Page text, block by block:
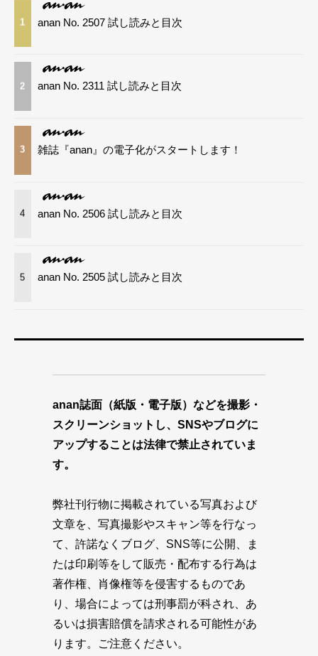
1 anan No. 2507 試し読みと目次
2 anan No. 2311 試し読みと目次
3 雑誌『anan』の電子化がスタートします！
4 anan No. 2506 試し読みと目次
5 anan No. 2505 試し読みと目次
anan誌面（紙版・電子版）などを撮影・
スクリーンショットし、SNSやブログに
アップすることは法律で禁止されていま
す。
弊社刊行物に掲載されている写真および
文章を、写真撮影やスキャン等を行なっ
て、許諾なくブログ、SNS等に公開、ま
たは印刷等をして販売・配布する行為は
著作権、肖像権等を侵害するものであ
り、場合によっては刑事罰が科され、あ
るいは損害賠償を請求される可能性があ
ります。ご注意ください。